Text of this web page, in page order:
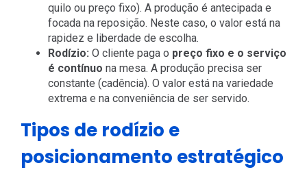
quilo ou preço fixo). A produção é antecipada e
focada na reposição. Neste caso, o valor está na
rapidez e liberdade de escolha.
Rodízio: O cliente paga o preço fixo e o serviço
é contínuo na mesa. A produção precisa ser
constante (cadência). O valor está na variedade
extrema e na conveniência de ser servido.
Tipos de rodízio e
posicionamento estratégico